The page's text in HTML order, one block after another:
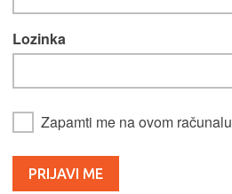
Lozinka
Zapamti me na ovom računalu